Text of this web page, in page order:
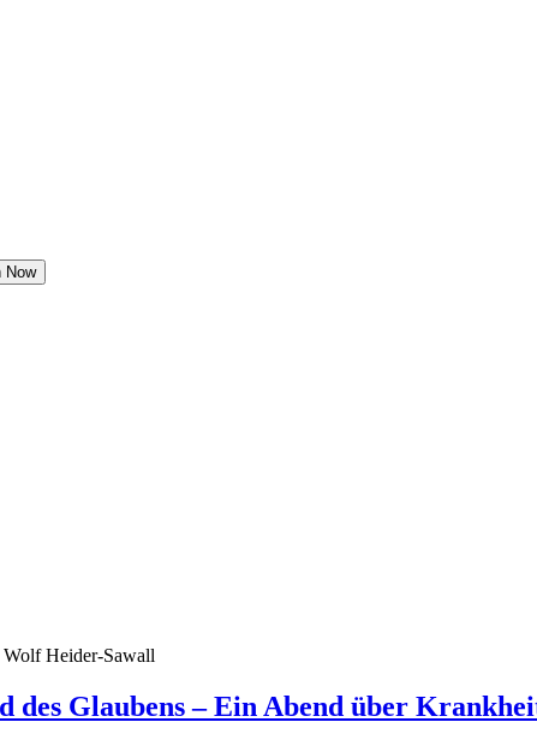
Now
Glaubens – Ein Abend über